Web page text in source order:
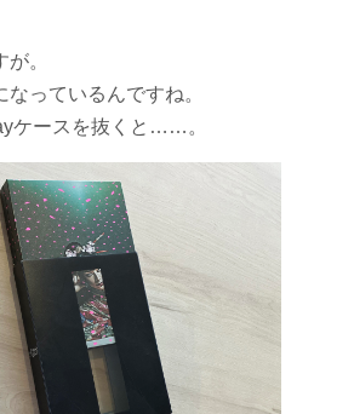
。
っているんですね。
ケースを抜くと……。